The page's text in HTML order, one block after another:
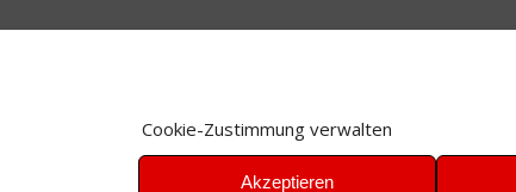
Cookie-Zustimmung verwalten
Akzeptieren